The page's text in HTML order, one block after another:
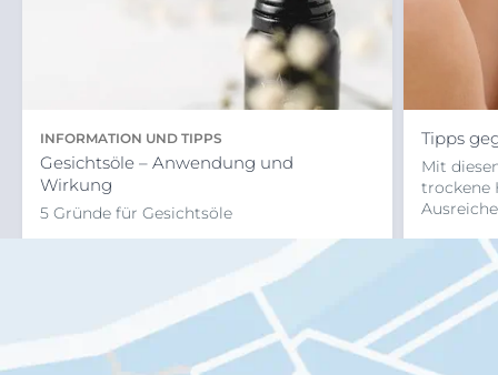
INFORMATION UND TIPPS
Gesichtsöle – Anwendung und
Wirkung
5 Gründe für Gesichtsöle
Tipps
Mit
trockene